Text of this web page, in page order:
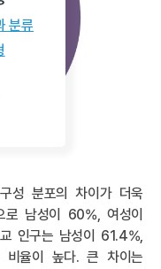
분류
성 분포의 차이가 더욱
로 남성이 60%, 여성이
인구는 남성이 61.4%,
율이 높다. 큰 차이는